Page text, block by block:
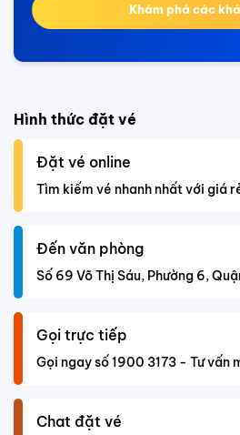
Khám phá các
Hình thức đặt vé
Đặt vé online
Tìm kiếm vé nhanh nhất với giá
Đến văn phòng
Số 69 Võ Thị Sáu, Phường 6,
Gọi trực tiếp
Gọi ngay số 1900 3173 - Tư vấn
Chat đặt vé